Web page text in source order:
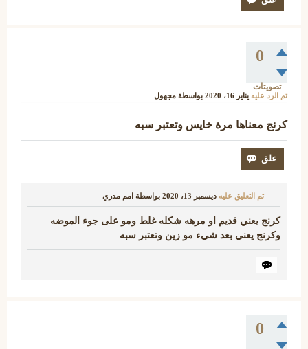
0
تصويتات
تم الرد عليه يناير 16، 2020 بواسطة مجهول
كرنج معناها مرة خايس وتعتبر سبه
تم التعليق عليه ديسمبر 13، 2020 بواسطة امم مدري
كرنج يعني قديم او مرهه شكله غلط ومو على جوء الموضه
وكرنج يعني بعد شيء مو زين وتعتبر سبه
0